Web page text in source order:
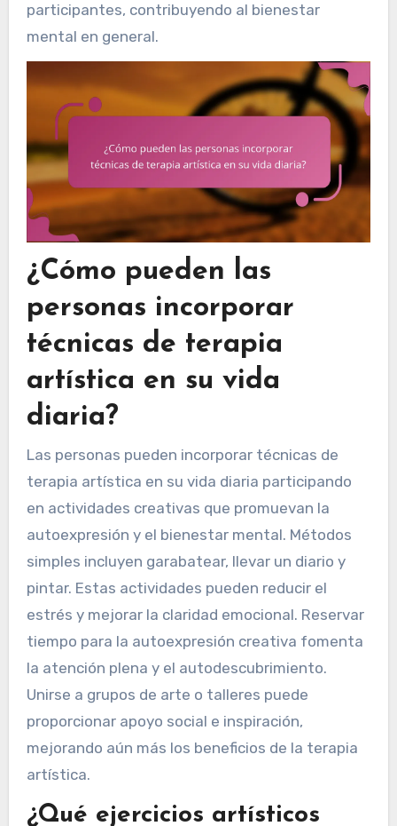
participantes, contribuyendo al bienestar
mental en general.
¿Cómo pueden las
personas incorporar
técnicas de terapia
artística en su vida
diaria?
Las personas pueden incorporar técnicas de
terapia artística en su vida diaria participando
en actividades creativas que promuevan la
autoexpresión y el bienestar mental. Métodos
simples incluyen garabatear, llevar un diario y
pintar. Estas actividades pueden reducir el
estrés y mejorar la claridad emocional. Reservar
tiempo para la autoexpresión creativa fomenta
la atención plena y el autodescubrimiento.
Unirse a grupos de arte o talleres puede
proporcionar apoyo social e inspiración,
mejorando aún más los beneficios de la terapia
artística.
¿Qué ejercicios artísticos